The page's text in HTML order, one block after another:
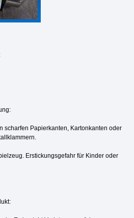
scharfen Papierkanten, Kartonkanten oder
Erstickungsgefahr für Kinder oder